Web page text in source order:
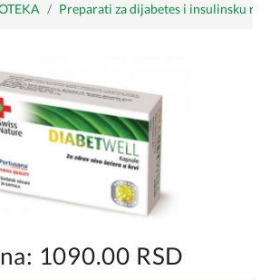
Preparati za dijabetes i insulinsku
1090.00 RSD